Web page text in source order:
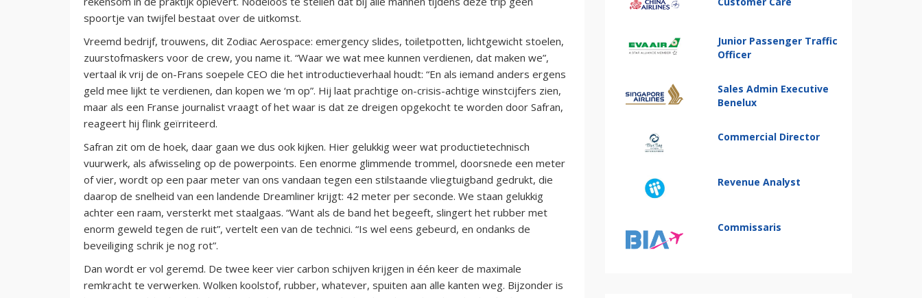
spoortje van twijfel bestaat over de uitkomst.
Vreemd bedrijf, trouwens, dit Zodiac Aerospace: emergency slides, toiletpotten, lichtgewicht stoelen,
zuurstofmaskers voor de crew, you name it. “Waar we wat mee kunnen verdienen, dat maken we”,
vertaal ik vrij de on-Frans soepele CEO die het introductieverhaal houdt: “En als iemand anders ergens
geld mee lijkt te verdienen, dan kopen we ‘m op”. Hij laat prachtige on-crisis-achtige winstcijfers zien,
maar als een Franse journalist vraagt of het waar is dat ze dreigen opgekocht te worden door Safran,
reageert hij flink geïrriteerd.
Safran zit om de hoek, daar gaan we dus ook kijken. Hier gelukkig weer wat productietechnisch
vuurwerk, als afwisseling op de powerpoints. Een enorme glimmende trommel, doorsnede een meter
of vier, wordt op een paar meter van ons vandaan tegen een stilstaande vliegtuigband gedrukt, die
daarop de snelheid van een landende Dreamliner krijgt: 42 meter per seconde. We staan gelukkig
achter een raam, versterkt met staalgaas. “Want als de band het begeeft, slingert het rubber met
enorm geweld tegen de ruit”, vertelt een van de technici. “Is wel eens gebeurd, en ondanks de
beveiliging schrik je nog rot”.
Dan wordt er vol geremd. De twee keer vier carbon schijven krijgen in één keer de maximale
remkracht te verwerken. Wolken koolstof, rubber, whatever, spuiten aan alle kanten weg. Bijzonder is
Junior Passenger Traffic
Officer
Sales Admin Executive
Benelux
Commercial Director
Revenue Analyst
Commissaris